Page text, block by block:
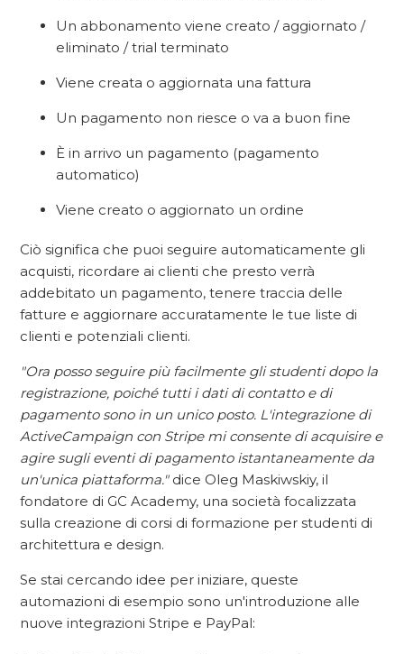
Un abbonamento viene creato / aggiornato /
eliminato / trial terminato
Viene creata o aggiornata una fattura
Un pagamento non riesce o va a buon fine
È in arrivo un pagamento (pagamento
automatico)
Viene creato o aggiornato un ordine
Ciò significa che puoi seguire automaticamente gli
acquisti, ricordare ai clienti che presto verrà
addebitato un pagamento, tenere traccia delle
fatture e aggiornare accuratamente le tue liste di
clienti e potenziali clienti.
"Ora posso seguire più facilmente gli studenti dopo la
registrazione, poiché tutti i dati di contatto e di
pagamento sono in un unico posto. L'integrazione di
ActiveCampaign con Stripe mi consente di acquisire e
agire sugli eventi di pagamento istantaneamente da
un'unica piattaforma."dice Oleg Maskiwskiy, il
fondatore di GC Academy, una società focalizzata
sulla creazione di corsi di formazione per studenti di
architettura e design.
Se stai cercando idee per iniziare, queste
automazioni di esempio sono un'introduzione alle
nuove integrazioni Stripe e PayPal: